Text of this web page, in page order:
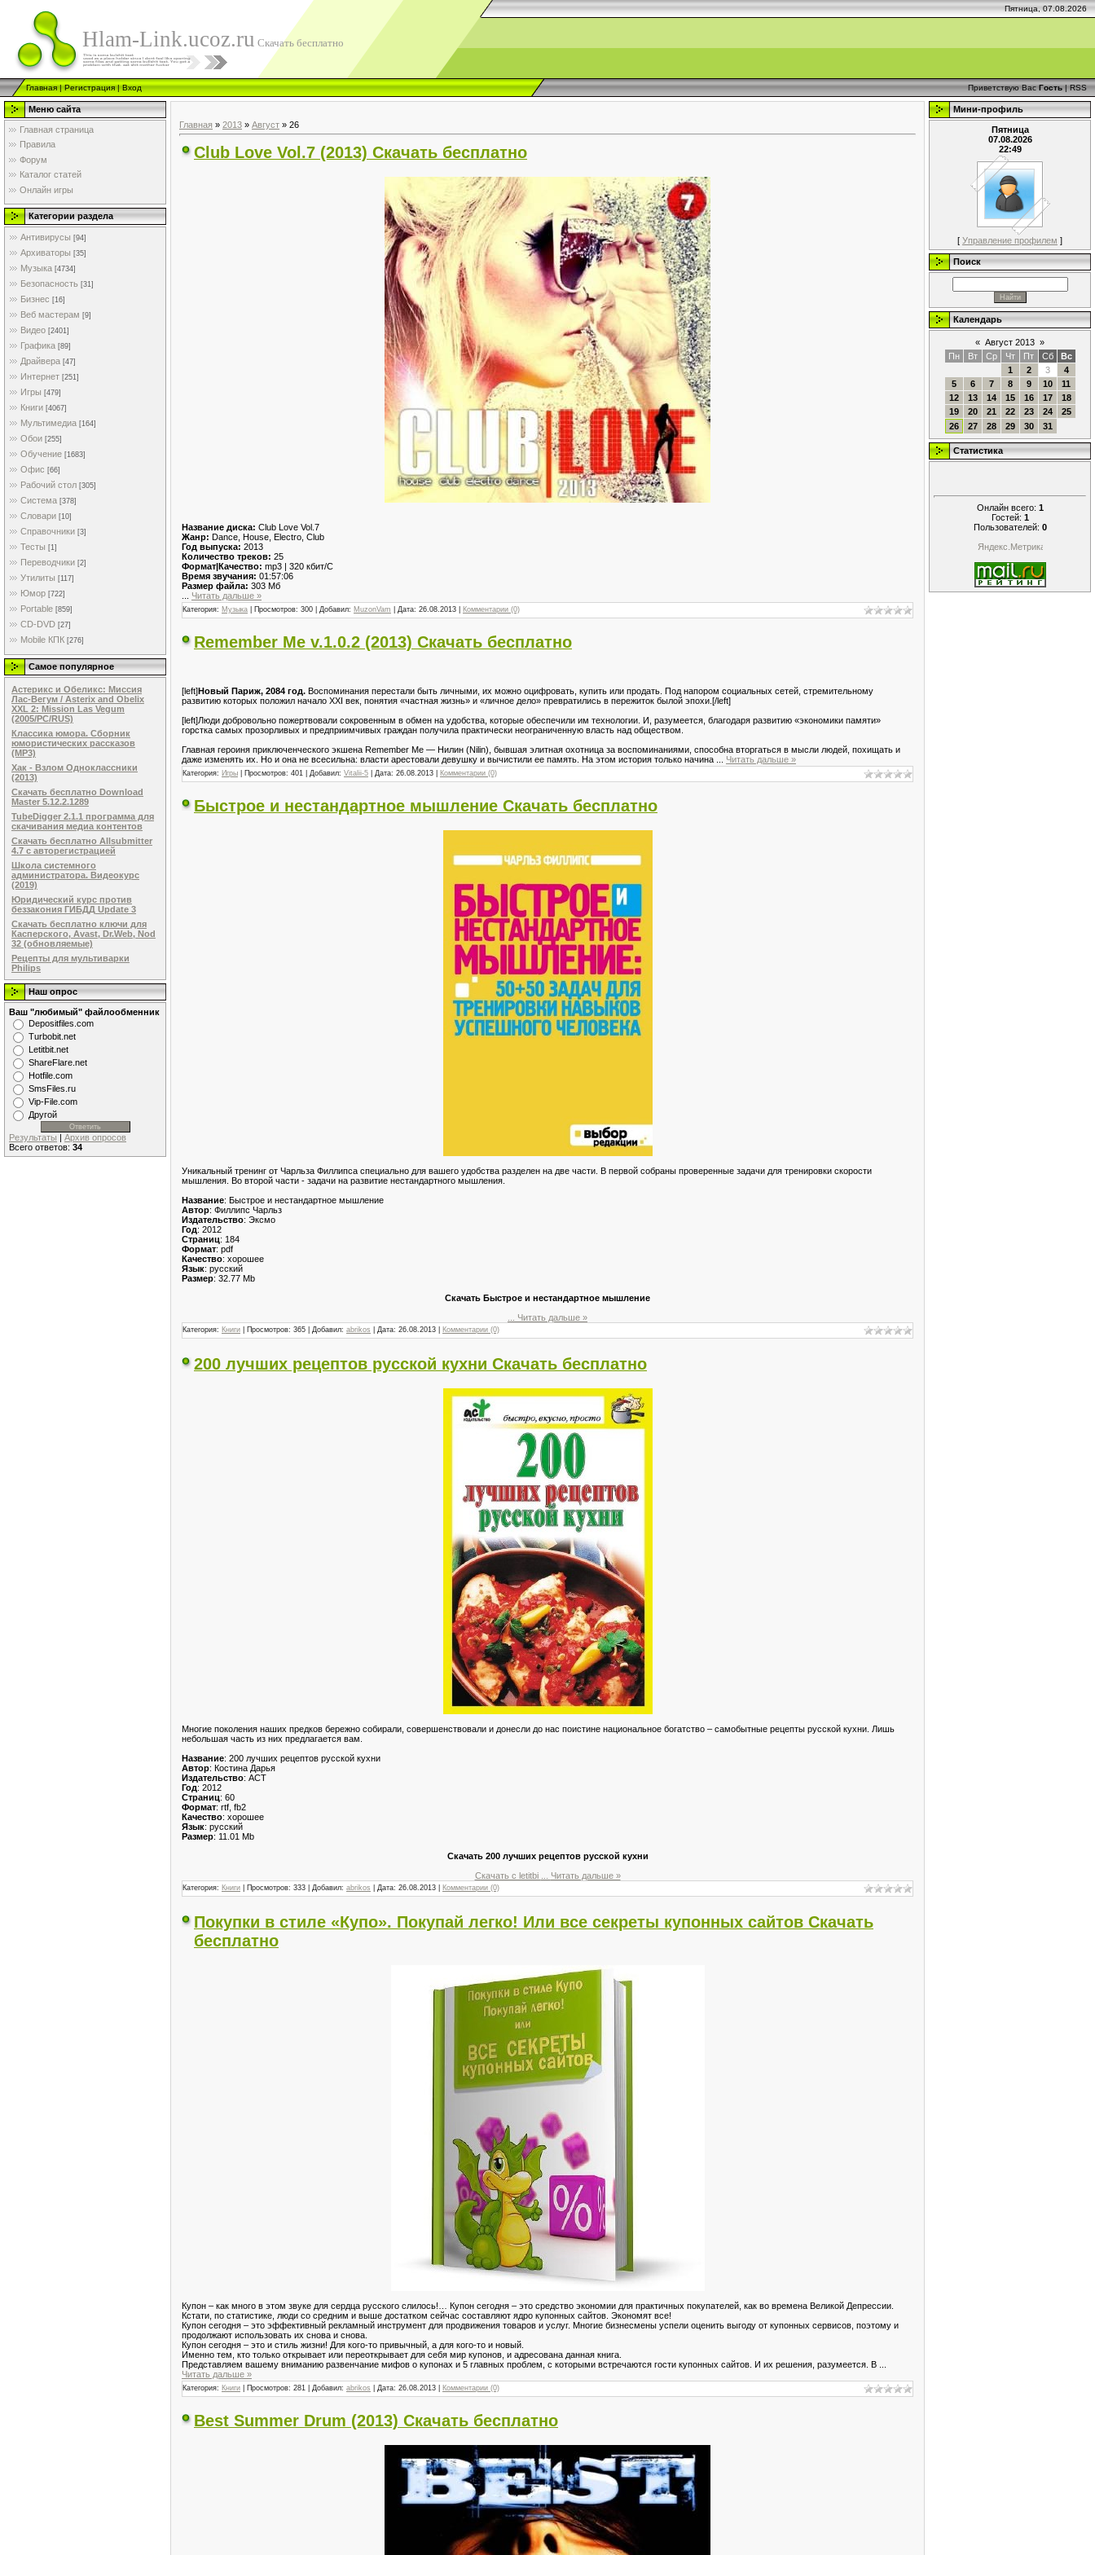
Пятница, 07.08.2026
Hlam-Link.ucoz.ru Скачать бесплатно
Главная|Регистрация|Вход Приветствую Вас Гость|RSS
Меню сайта
Главная страница
Правила
Форум
Каталог статей
Онлайн игры
Категории раздела
Антивирусы [94]
Архиваторы [35]
Музыка [4734]
Безопасность [31]
Бизнес [16]
Веб мастерам [9]
Видео [2401]
Графика [89]
Драйвера [47]
Интернет [251]
Игры [479]
Книги [4067]
Мультимедиа [164]
Обои [255]
Обучение [1683]
Офис [66]
Рабочий стол [305]
Система [378]
Словари [10]
Справочники [3]
Тесты [1]
Переводчики [2]
Утилиты [117]
Юмор [722]
Portable [859]
CD-DVD [27]
Mobile КПК [276]
Самое популярное
Астерикс и Обеликс: Миссия
Лас-Вегум / Asterix and Obelix
XXL 2: Mission Las Vegum
(2005/PC/RUS)
Классика юмора. Сборник
юмористических рассказов
(MP3)
Хак - Взлом Одноклассники
(2013)
Скачать бесплатно Download
Master 5.12.2.1289
TubeDigger 2.1.1 программа для
скачивания медиа контентов
Скачать бесплатно Allsubmitter
4.7 с авторегистрацией
Школа системного
администратора. Видеокурс
(2019)
Юридический курс против
беззакония ГИБДД Update 3
Скачать бесплатно ключи для
Касперского, Avast, Dr.Web, Nod
32 (обновляемые)
Рецепты для мультиварки
Philips
Наш опрос
Ваш "любимый" файлообменник
Dеpоsitfilеs.com
Turbobit.net
Letitbit.net
ShareFlare.net
Hotfile.com
SmsFiles.ru
Vip-File.com
Другой
Результаты | Архив опросов
Всего ответов: 34
Главная » 2013 » Август » 26
Club Love Vol.7 (2013) Скачать бесплатно
Название диска: Club Love Vol.7
Жанр: Dance, House, Electro, Club
Год выпуска: 2013
Количество треков: 25
Формат|Качество: mp3 | 320 кбит/С
Время звучания: 01:57:06
Размер файла: 303 Мб
Читать дальше »
Категория: Музыка | Просмотров: 300 | Добавил: MuzonVam | Дата: 26.08.2013 Комментарии (0)
Remember Me v.1.0.2 (2013) Скачать бесплатно
[left]Новый Париж, 2084 год. Воспоминания перестали быть личными, их можно оцифровать, купить или продать. Под напором социальных сетей, стремительному
развитию которых положил начало XXI век, понятия «частная жизнь» и «личное дело» превратились в пережиток былой эпохи.[/left]
[left]Люди добровольно пожертвовали сокровенным в обмен на удобства, которые обеспечили им технологии. И, разумеется, благодаря развитию «экономики памяти»
горстка самых прозорливых и предприимчивых граждан получила практически неограниченную власть над обществом.
Главная героиня приключенческого экшена Remember Me — Нилин (Nilin), бывшая элитная охотница за воспоминаниями, способна вторгаться в мысли людей, похищать и
даже изменять их. Но и она не всесильна: власти арестовали девушку и вычистили ее память. На этом история только начина
Читать дальше »
Категория: Игры | Просмотров: 401 | Добавил: Vitalii-5 | Дата: 26.08.2013 Комментарии (0)
Быстрое и нестандартное мышление Скачать бесплатно
Уникальный тренинг от Чарльза Филлипса специально для вашего удобства разделен на две части. В первой собраны проверенные задачи для тренировки скорости
мышления. Во второй части - задачи на развитие нестандартного мышления.
Название: Быстрое и нестандартное мышление
Автор: Филлипс Чарльз
Издательство: Эксмо
Год: 2012
Страниц: 184
Формат: pdf
Качество: хорошее
Язык: русский
Размер: 32.77 Mb
Скачать Быстрое и нестандартное мышление
Читать дальше »
Категория: Книги | Просмотров: 365 | Добавил: abrikos | Дата: 26.08.2013 Комментарии (0)
200 лучших рецептов русской кухни Скачать бесплатно
Многие поколения наших предков бережно собирали, совершенствовали и донесли до нас поистине национальное богатство – самобытные рецепты русской кухни. Лишь
небольшая часть из них предлагается вам.
Название: 200 лучших рецептов русской кухни
Автор: Костина Дарья
Издательство: АСТ
Год: 2012
Страниц: 60
Формат: rtf, fb2
Качество: хорошее
Язык: русский
Размер: 11.01 Mb
Скачать 200 лучших рецептов русской кухни
Скачать с letitbi
Читать дальше »
Категория: Книги | Просмотров: 333 | Добавил: abrikos | Дата: 26.08.2013 Комментарии (0)
Покупки в стиле «Купо». Покупай легко! Или все секреты купонных сайтов Скачать
бесплатно
Купон – как много в этом звуке для сердца русского слилось!… Купон сегодня – это средство экономии для практичных покупателей, как во времена Великой Депрессии.
Кстати, по статистике, люди со средним и выше достатком сейчас составляют ядро купонных сайтов. Экономят все!
Купон сегодня – это эффективный рекламный инструмент для продвижения товаров и услуг. Многие бизнесмены успели оценить выгоду от купонных сервисов, поэтому и
продолжают использовать их снова и снова.
Купон сегодня – это и стиль жизни! Для кого-то привычный, а для кого-то и новый.
Именно тем, кто только открывает или переоткрывает для себя мир купонов, и адресована данная книга.
Представляем вашему вниманию развенчание мифов о купонах и 5 главных проблем, с которыми встречаются гости купонных сайтов. И их решения, разумеется. В
Читать дальше »
Категория: Книги | Просмотров: 281 | Добавил: abrikos | Дата: 26.08.2013 Комментарии (0)
Best Summer Drum (2013) Скачать бесплатно
Мини-профиль
Пятница
07.08.2026
22:49
[ Управление профилем ]
Поиск
Календарь
« Август 2013 »
Пн
Вт Ср Чт Пт Сб
Вс
1
2 3
4
5
6 7 8 9 10
11
12
13 14 15 16 17
18
19
20 21 22 23 24
25
26
27 28 29 30 31
Статистика
Онлайн всего: 1
Гостей: 1
Пользователей: 0